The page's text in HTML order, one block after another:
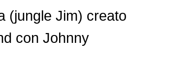
(jungle Jim) creato
con Johnny